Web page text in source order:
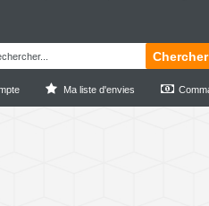
Chercher
Ma liste d'envies